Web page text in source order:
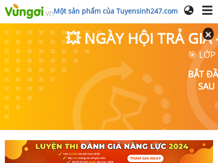
Một sản phẩm của Tuyensinh247.com
💥 NGÀY HỘI TRẢ GIÁ
🎯
BẮT
SAU